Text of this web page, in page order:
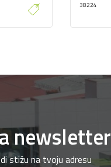
38224
newsletter
stižu na tvoju adresu